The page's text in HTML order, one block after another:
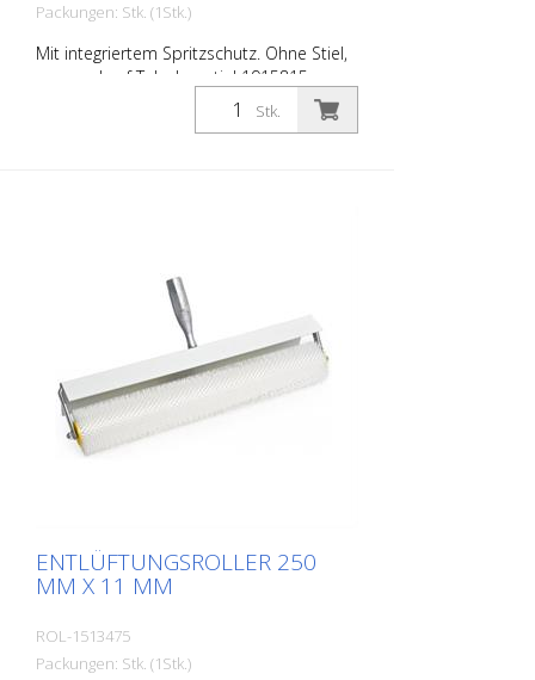
Packungen: Stk. (1Stk.)
Mit integriertem Spritzschutz. Ohne Stiel,
passend auf Teleskopstiel 1915815.
Stk.
ENTLÜFTUNGSROLLER 250
MM X 11 MM
ROL-1513475
Packungen: Stk. (1Stk.)